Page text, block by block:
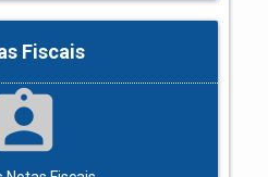
Fiscais